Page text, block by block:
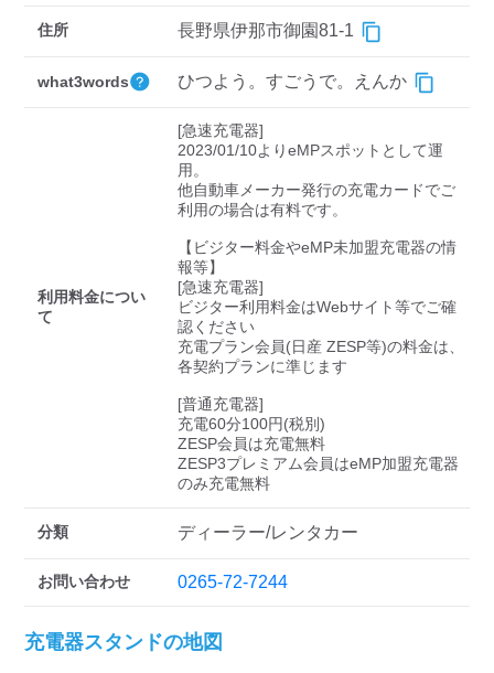
住所 長野県伊那市御園81-1
what3words ひつよう。すごうで。えんか
利用料金につい
て
[急速充電器]
2023/01/10よりeMPスポットとして運
用。
他自動車メーカー発行の充電カードでご
利用の場合は有料です。
【ビジター料金やeMP未加盟充電器の情
報等】
[急速充電器]
ビジター利用料金はWebサイト等でご確
認ください
充電プラン会員(日産 ZESP等)の料金は、
各契約プランに準じます
[普通充電器]
充電60分100円(税別)
ZESP会員は充電無料
ZESP3プレミアム会員はeMP加盟充電器
のみ充電無料
分類 ディーラー/レンタカー
お問い合わせ 0265-72-7244
充電器スタンドの地図